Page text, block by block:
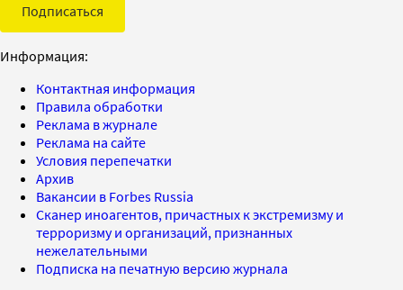
Подписаться
Информация:
Контактная информация
Правила обработки
Реклама в журнале
Реклама на сайте
Условия перепечатки
Архив
Вакансии в Forbes Russia
Сканер иноагентов, причастных к экстремизму и
терроризму и организаций, признанных
нежелательными
Подписка на печатную версию журнала